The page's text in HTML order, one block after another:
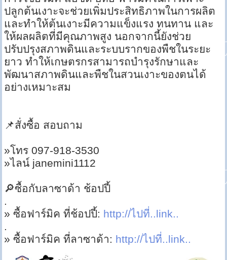
ปลูกต้นเงาะจะช่วยเพิ่มประสิทธิภาพในการผลิต
และทำให้ต้นเงาะมีความแข็งแรง ทนทาน และ
ให้ผลผลิตที่มีคุณภาพสูง นอกจากนี้ยังช่วย
ปรับปรุงสภาพดินและระบบรากของพืชในระยะ
ยาว ทำให้เกษตรกรสามารถบำรุงรักษาและ
พัฒนาสภาพดินและพืชในสวนเงาะของตนได้
อย่างเหมาะสม
📌สั่งซื้อ สอบถาม
»โทร 097-918-3530
»ไลน์ janemini1112
🔎ซื้อกับลาซาด้า ช้อปปี้
.
» ซื้อฟาร์มิค ที่ช้อปปี้: http://ไปที่..link..
.
» ซื้อฟาร์มิค ที่ลาซาด้า: http://ไปที่..link..